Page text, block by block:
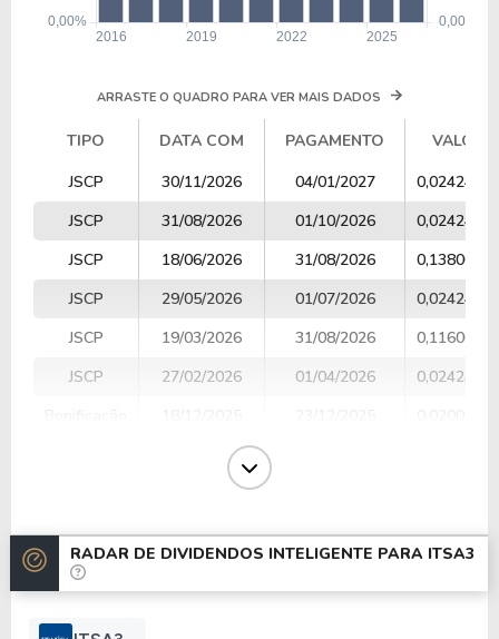
ARRASTE O QUADRO PARA VER MAIS DADOS
TIPO DATA COM PAGAMENTO
VALOR
TIPO
DATA COM PAGAMENTO VALOR
JSCP 30/11/2026 04/01/2027
0,02424200
JSCP
31/08/2026 01/10/2026
0,02424200
JSCP
18/06/2026 31/08/2026
0,13800000
JSCP
29/05/2026 01/07/2026
0,02424200
JSCP
19/03/2026 31/08/2026
0,11600000
JSCP
27/02/2026 01/04/2026
0,02424200
09/12/2025
09/12/2025
JSCP
28/11/2025 02/01/2026 0,02352950
RADAR DE DIVIDENDOS INTELIGENTE PARA ITSA3